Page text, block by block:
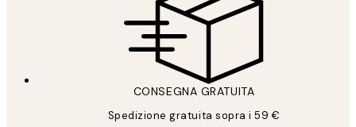
CONSEGNA GRATUITA
Spedizione gratuita sopra i 59 €